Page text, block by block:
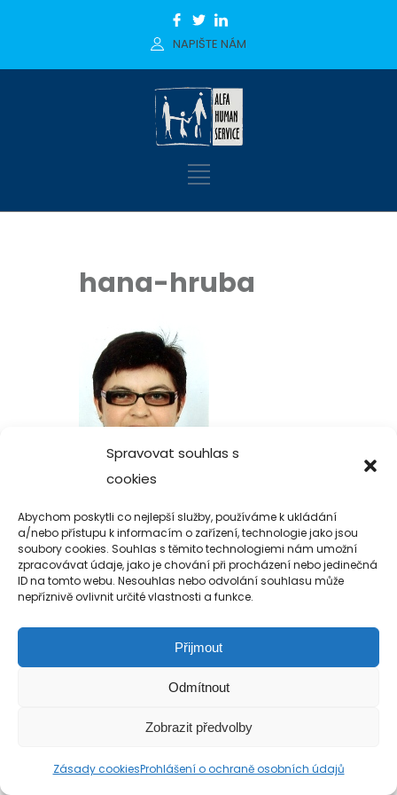
Spravovat souhlas s
cookies
Abychom poskytli co nejlepší služby, používáme k ukládání
a/nebo přístupu k informacím o zařízení, technologie jako jsou
soubory cookies. Souhlas s těmito technologiemi nám umožní
zpracovávat údaje, jako je chování při procházení nebo jedinečná
ID na tomto webu. Nesouhlas nebo odvolání souhlasu může
nepříznivě ovlivnit určité vlastnosti a funkce.
Přijmout
Odmítnout
Zobrazit předvolby
Zásady cookiesProhlášení o ochraně osobních údajů
NAPIŠTE NÁM
hana-hruba
Copyright 2019-2026 Alfa Human Service
/ TM Servis - the technical motion s.r.o.